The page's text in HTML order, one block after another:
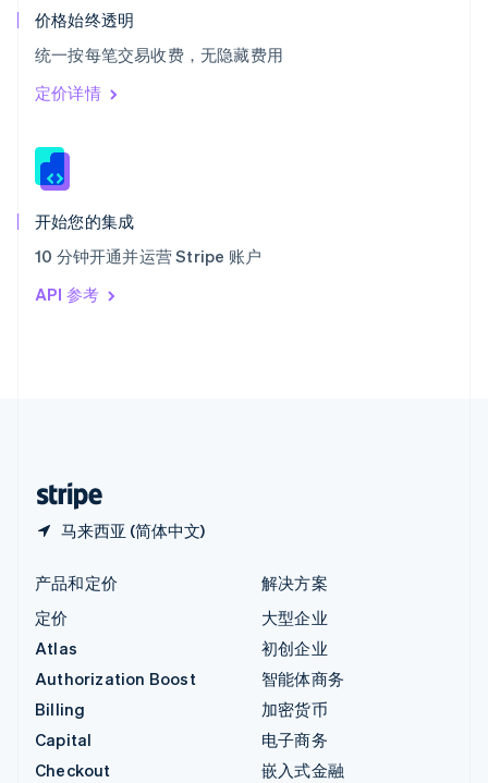
价格始终透明
统一按每笔交易收费，无隐藏费用
定价详情
开始您的集成
10 分钟开通并运营 Stripe 账户
API 参考
马来西亚 (简体中文)
希腊
English
西班牙
Español
新加坡
新西兰
匈牙利
English
ItalianoEnglish
印度
English
产品和定价
定价
Atlas
Authorization Boost
Billing
Capital
Checkout
解决方案
大型企业
初创企业
智能体商务
加密货币
电子商务
嵌入式金融